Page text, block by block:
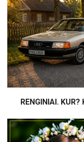
RENGINIAI. KUR?